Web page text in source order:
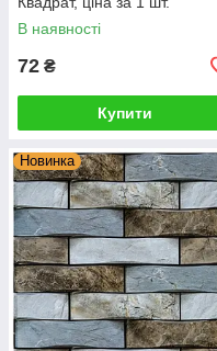
(СПП-604) SW-00000671
В наявності
72 ₴
Купити
Новинка